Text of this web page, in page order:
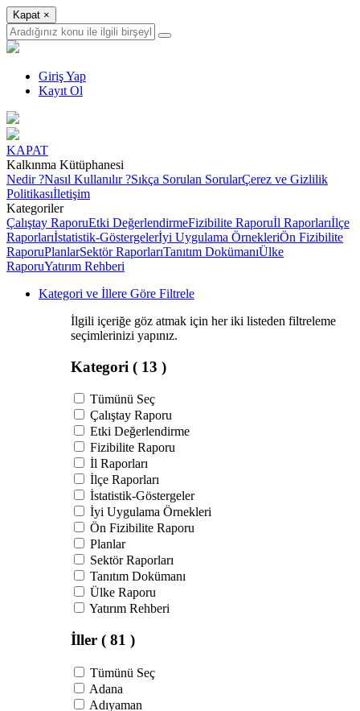
Kapat ×
Giriş Yap
Kayıt Ol
KAPAT
Kalkınma Kütüphanesi
Nedir ?Nasıl Kullanılır ?Sıkça Sorulan SorularÇerez ve Gizlilik
Politikasıİletişim
Kategoriler
Çalıştay RaporuEtki DeğerlendirmeFizibilite Raporuİl Raporlarıİlçe
Raporlarıİstatistik-Göstergelerİyi Uygulama ÖrnekleriÖn Fizibilite
RaporuPlanlarSektör RaporlarıTanıtım DokümanıÜlke
RaporuYatırım Rehberi
Kategori ve İllere Göre Filtrele
İlgili içeriğe göz atmak için her iki listeden filtreleme
seçimlerinizi yapınız.
Kategori ( 13 )
Tümünü Seç
Çalıştay Raporu
Etki Değerlendirme
Fizibilite Raporu
İl Raporları
İlçe Raporları
İstatistik-Göstergeler
İyi Uygulama Örnekleri
Ön Fizibilite Raporu
Planlar
Sektör Raporları
Tanıtım Dokümanı
Ülke Raporu
Yatırım Rehberi
İller ( 81 )
Tümünü Seç
Adana
Adıyaman